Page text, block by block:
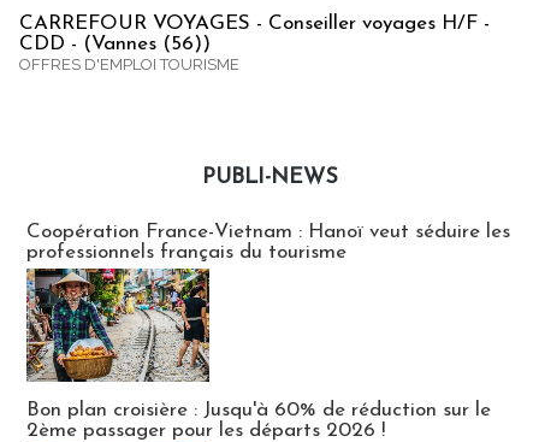
CARREFOUR VOYAGES - Conseiller voyages H/F -
CDD - (Vannes (56))
OFFRES D'EMPLOI TOURISME
PUBLI-NEWS
Coopération France-Vietnam : Hanoï veut séduire les
professionnels français du tourisme
Bon plan croisière : Jusqu'à 60% de réduction sur le
2ème passager pour les départs 2026 !